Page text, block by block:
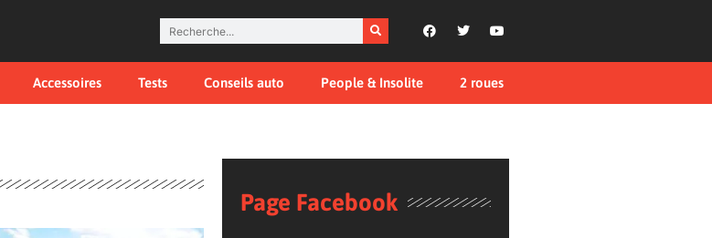
Accessoires Tests Conseils auto People & Insolite 2 roues
Page Facebook